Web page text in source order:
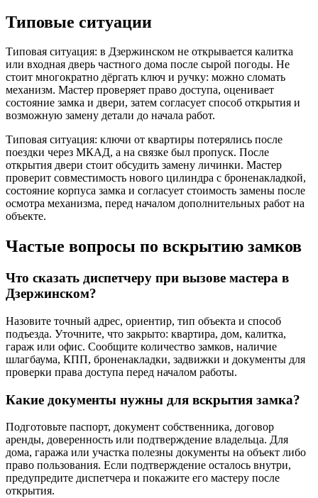
Типовые ситуации
Типовая ситуация: в Дзержинском не открывается калитка
или входная дверь частного дома после сырой погоды. Не
стоит многократно дёргать ключ и ручку: можно сломать
механизм. Мастер проверяет право доступа, оценивает
состояние замка и двери, затем согласует способ открытия и
возможную замену детали до начала работ.
Типовая ситуация: ключи от квартиры потерялись после
поездки через МКАД, а на связке был пропуск. После
открытия двери стоит обсудить замену личинки. Мастер
проверит совместимость нового цилиндра с броненакладкой,
состояние корпуса замка и согласует стоимость замены после
осмотра механизма, перед началом дополнительных работ на
объекте.
Частые вопросы по вскрытию замков
Что сказать диспетчеру при вызове мастера в
Дзержинском?
Назовите точный адрес, ориентир, тип объекта и способ
подъезда. Уточните, что закрыто: квартира, дом, калитка,
гараж или офис. Сообщите количество замков, наличие
шлагбаума, КПП, броненакладки, задвижки и документы для
проверки права доступа перед началом работы.
Какие документы нужны для вскрытия замка?
Подготовьте паспорт, документ собственника, договор
аренды, доверенность или подтверждение владельца. Для
дома, гаража или участка полезны документы на объект либо
право пользования. Если подтверждение осталось внутри,
предупредите диспетчера и покажите его мастеру после
открытия.